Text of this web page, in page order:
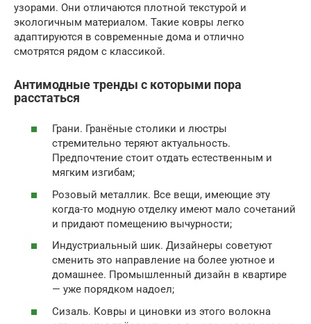
узорами. Они отличаются плотной текстурой и
экологичным материалом. Такие ковры легко
адаптируются в современные дома и отлично
смотрятся рядом с классикой.
Антимодные тренды с которыми пора
расстаться
Грани. Гранёные столики и люстры
стремительно теряют актуальность.
Предпочтение стоит отдать естественным и
мягким изгибам;
Розовый металлик. Все вещи, имеющие эту
когда-то модную отделку имеют мало сочетаний
и придают помещению вычурности;
Индустриальный шик. Дизайнеры советуют
сменить это направление на более уютное и
домашнее. Промышленный дизайн в квартире
— уже порядком надоел;
Сизаль. Ковры и циновки из этого волокна